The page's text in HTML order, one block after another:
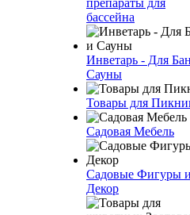
препараты для
бассейна
Инветарь - Для
Сауны
Товары для
Садовая Мебель
Садовые Фигуры и
Декор